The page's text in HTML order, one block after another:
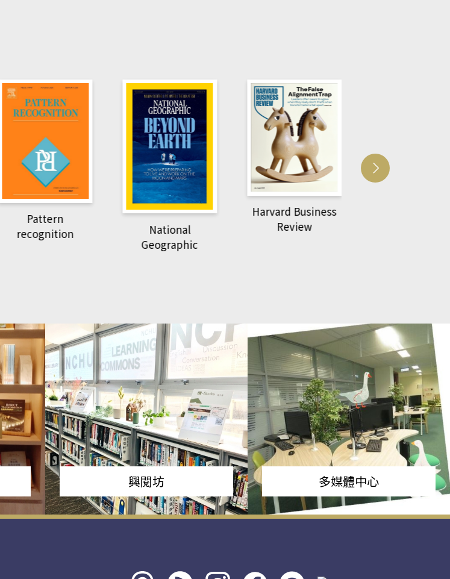
Pattern
recognition
National
Geographic
Harvard Business
Review
興閱坊 多媒體中心